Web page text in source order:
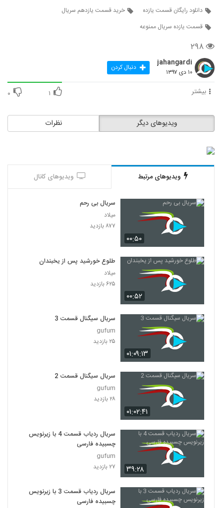
دانلود رایگان قسمت یازده
خرید قسمت یازدهم سریال
قسمت یازده سریال ممنوعه
۲۹۸
jahangardi
۱۰ دی ۱۳۹۷ دنبال کردن
بیشتر ۱ ۰
نظرات ویدیوهای دیگر
ویدیوهای مرتبط ویدیوهای کانال
۰۰:۵۰
سریال بی رحم
میلاد
۸۷۷ بازدید
۰۰:۵۲
طلوع خورشید پس از یخبندان
میلاد
۶۲۵ بازدید
۰۱:۰۹:۱۳
سریال سیگنال قسمت 3
gufum
۲۵ بازدید
۰۱:۰۲:۴۱
سریال سیگنال قسمت 2
gufum
۲۸ بازدید
۳۹:۲۸
سریال ردیاب قسمت 4 با زیرنویس
چسبیده فارسی
gufum
۲۷ بازدید
سریال ردیاب قسمت 3 با زیرنویس
چسبیده فارسی